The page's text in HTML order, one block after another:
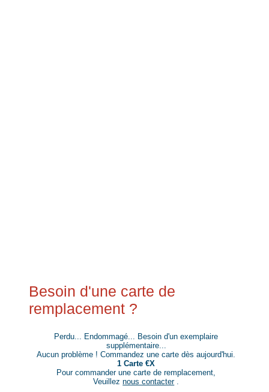
Besoin d'une carte de
remplacement ?
Perdu... Endommagé... Besoin d'un exemplaire
supplémentaire...
Aucun problème ! Commandez une carte dès aujourd'hui.
1 Carte €X
Pour commander une carte de remplacement,
Veuilleznous contacter.